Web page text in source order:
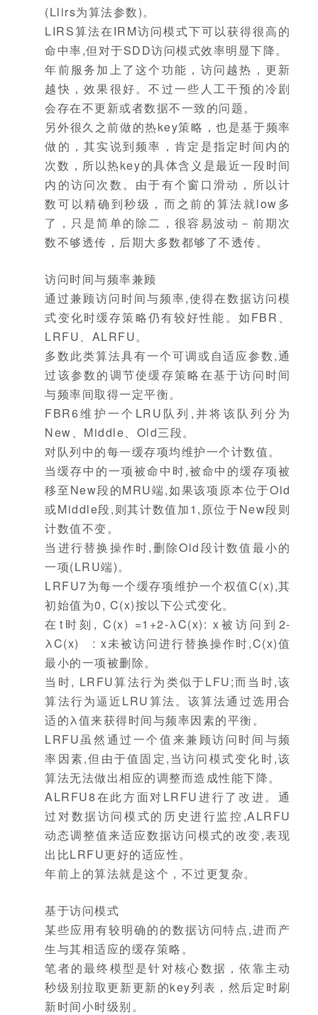
(Llirs为算法参数)。
LIRS算法在IRM访问模式下可以获得很高的
命中率,但对于SDD访问模式效率明显下降。
年前服务加上了这个功能，访问越热，更新
越快，效果很好。不过一些人工干预的冷剧
会存在不更新或者数据不一致的问题。
另外很久之前做的热key策略，也是基于频率
做的，其实说到频率，肯定是指定时间内的
次数，所以热key的具体含义是最近一段时间
内的访问次数。由于有个窗口滑动，所以计
数可以精确到秒级，而之前的算法就low多
了，只是简单的除二，很容易波动－前期次
数不够透传，后期大多数都够了不透传。
访问时间与频率兼顾
通过兼顾访问时间与频率,使得在数据访问模
式变化时缓存策略仍有较好性能。如FBR、
LRFU、ALRFU。
多数此类算法具有一个可调或自适应参数,通
过该参数的调节使缓存策略在基于访问时间
与频率间取得一定平衡。
FBR6维护一个LRU队列,并将该队列分为
New、Middle、Old三段。
对队列中的每一缓存项均维护一个计数值。
当缓存中的一项被命中时,被命中的缓存项被
移至New段的MRU端,如果该项原本位于Old
或Middle段,则其计数值加1,原位于New段则
计数值不变。
当进行替换操作时,删除Old段计数值最小的
一项(LRU端)。
LRFU7为每一个缓存项维护一个权值C(x),其
初始值为0, C(x)按以下公式变化。
在t时刻, C(x) =1+2-λC(x): x被访问到2-
λC(x) : x未被访问进行替换操作时,C(x)值
最小的一项被删除。
当时, LRFU算法行为类似于LFU;而当时,该
算法行为逼近LRU算法。该算法通过选用合
适的λ值来获得时间与频率因素的平衡。
LRFU虽然通过一个值来兼顾访问时间与频
率因素,但由于值固定,当访问模式变化时,该
算法无法做出相应的调整而造成性能下降。
ALRFU8在此方面对LRFU进行了改进。通
过对数据访问模式的历史进行监控,ALRFU
动态调整值来适应数据访问模式的改变,表现
出比LRFU更好的适应性。
年前上的算法就是这个，不过更复杂。
基于访问模式
某些应用有较明确的的数据访问特点,进而产
生与其相适应的缓存策略。
笔者的最终模型是针对核心数据，依靠主动
秒级别拉取更新更新的key列表，然后定时刷
新时间小时级别。